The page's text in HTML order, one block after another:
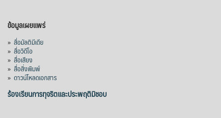
ข้อมูลเผยแพร่
» สื่อมัลติมีเดีย
» สื่อวิดีโอ
» สื่อเสียง
» สื่อสิ่งพิมพ์
» ดาวน์โหลดเอกสาร
ร้องเรียนการทุจริตและประพฤติมิชอบ